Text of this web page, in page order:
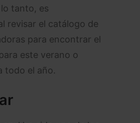
tanto, es
revisar el catálogo de
para encontrar el
este verano o
todo el año.